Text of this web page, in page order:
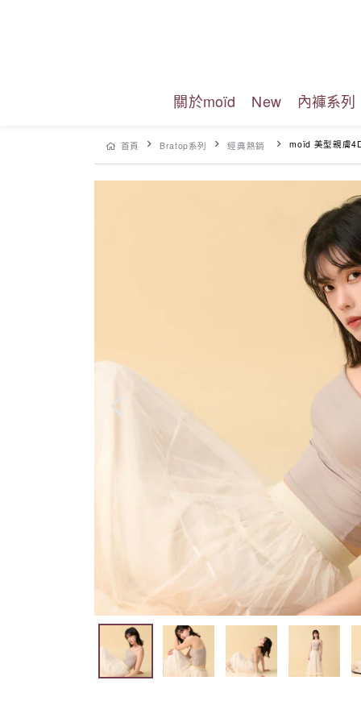
關於moïd New 內褲系列
首頁 Bratop系列 經典熱銷 moïd 美型親膚4D手捧